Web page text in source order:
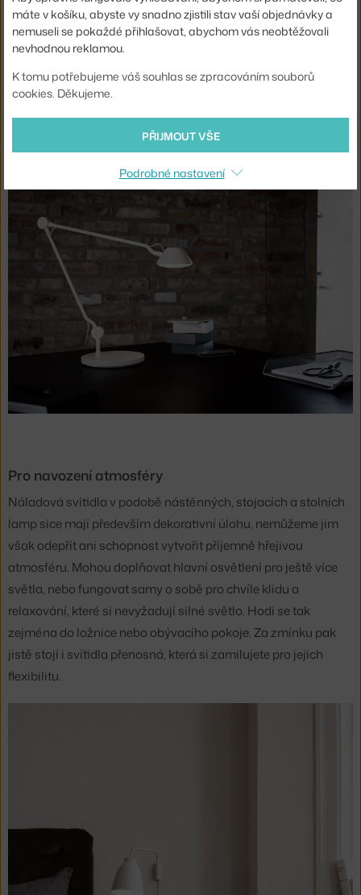
Pro navození atmosféry
Náladová svítidla v podobě nástěnných, stojacích a stolních
lamp sice mají především dekorativní úlohu, nemůžeme jim
však odepřít ani schopnost vytvořit příjemně hřejivou
atmosféru. Mohou doplňovat hlavní osvětlení pro ještě více
světla, nebo fungovat samy o sobě pro chvíle klidu a
relaxování, které si nevyžadují silné světlo. Hodí se tak
zejména do ložnice nebo obývacího pokoje. Za zmínku pak
jistě stojí i svítidla přenosná, která si zamilujete pro jejich
flexibilitu.
máte v košíku, abyste vy snadno zjistili stav vaší objednávky a
nemuseli se pokaždé přihlašovat, abychom vás neobtěžovali
nevhodnou reklamou.
K tomu potřebujeme váš souhlas se zpracováním souborů
cookies. Děkujeme.
PŘIJMOUT VŠE
Podrobné nastavení